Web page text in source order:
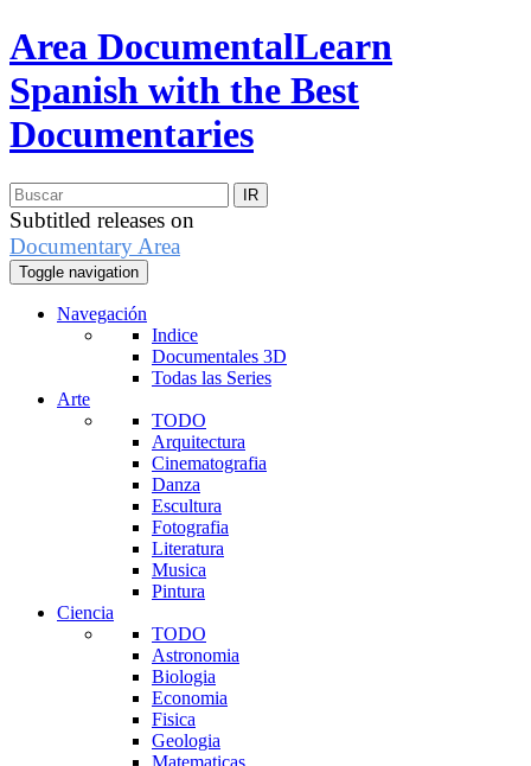
Area DocumentalLearn
Spanish with the Best
Documentaries
Subtitled releases on
Documentary Area
Toggle navigation
Navegación
Indice
Documentales 3D
Todas las Series
Arte
TODO
Arquitectura
Cinematografia
Danza
Escultura
Fotografia
Literatura
Musica
Pintura
Ciencia
TODO
Astronomia
Biologia
Economia
Fisica
Geologia
Matematicas